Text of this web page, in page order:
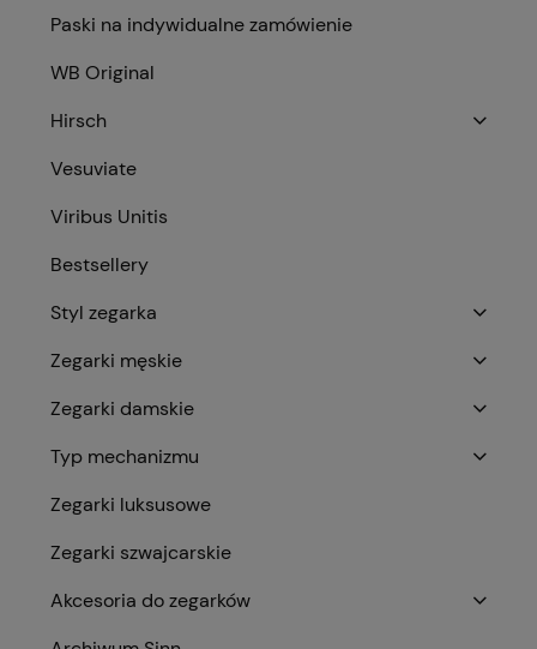
Paski na indywidualne zamówienie
WB Original
Hirsch
Vesuviate
Viribus Unitis
Bestsellery
Styl zegarka
Zegarki męskie
Zegarki damskie
Typ mechanizmu
Zegarki luksusowe
Zegarki szwajcarskie
Akcesoria do zegarków